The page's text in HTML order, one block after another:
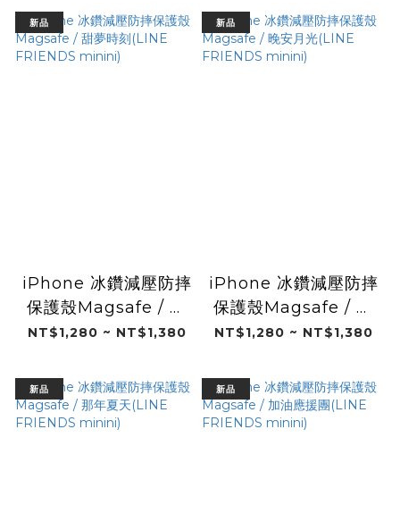
新品
iPhone 冰鑽減壓防摔
保護殼Magsafe / 甜
夢時刻(LINE
NT$1,280 ~ NT$1,380
新品
iPhone 冰鑽減壓防摔
保護殼Magsafe / 晚
安月光(LINE
NT$1,280 ~ NT$1,380
新品 新品